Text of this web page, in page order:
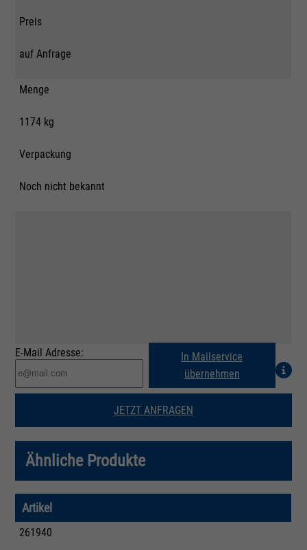
Preis
auf Anfrage
Menge
1174 kg
Verpackung
Noch nicht bekannt
E-Mail Adresse:
In Mailservice
übernehmen
JETZT ANFRAGEN
Ähnliche Produkte
Artikel
261940